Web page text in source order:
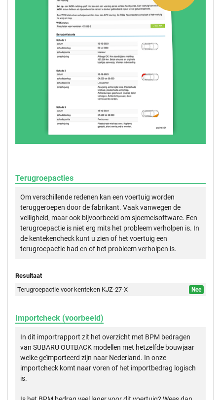
Terugroepacties
Om verschillende redenen kan een voertuig worden
teruggeroepen door de fabrikant. Vaak vanwegen de
veiligheid, maar ook bijvoorbeeld om sjoemelsoftware. Een
terugroepactie is niet erg mits het probleem verholpen is. In
de kentekencheck kunt u zien of het voertuig een
terugroepactie had en of het probleem verholpen is.
Resultaat
Terugroepactie voor kenteken KJZ-27-X
Nee
Importcheck (voorbeeld)
In dit importrapport zit het overzicht met BPM bedragen
van SUBARU OUTBACK modellen met hetzelfde bouwjaar
welke geïmporteerd zijn naar Nederland. In onze
importcheck komt naar voren of het importbedrag logisch
is.